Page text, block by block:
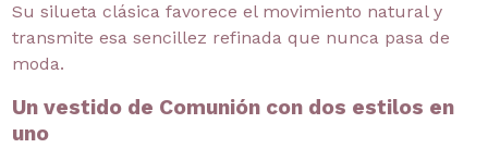
Su silueta clásica favorece el movimiento natural y
transmite esa sencillez refinada que nunca pasa de
moda.
Un vestido de Comunión con dos estilos en
uno